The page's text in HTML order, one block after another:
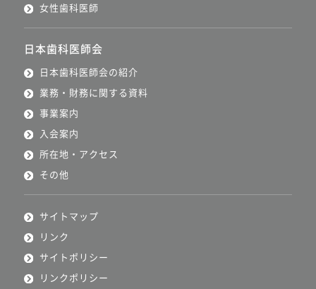
女性歯科医師
日本歯科医師会
日本歯科医師会の紹介
業務・財務に関する資料
事業案内
入会案内
所在地・アクセス
その他
サイトマップ
リンク
サイトポリシー
リンクポリシー